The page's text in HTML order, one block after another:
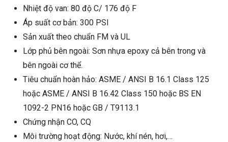
Nhiệt độ van: 80 độ C/ 176 độ F
Áp suất cơ bản: 300 PSI
Sản xuất theo chuẩn FM và UL
Lớp phủ bên ngoài: Sơn nhựa epoxy cả bên trong và
bên ngoài cơ thể.
Tiêu chuẩn hoàn hảo: ASME / ANSI B 16.1 Class 125
hoặc ASME / ANSI B 16.42 Class 150 hoặc BS EN
1092-2 PN16 hoặc GB / T9113.1
Chứng nhận CO, CQ
Môi trường hoạt động: Nước, khí nén, hơi,…